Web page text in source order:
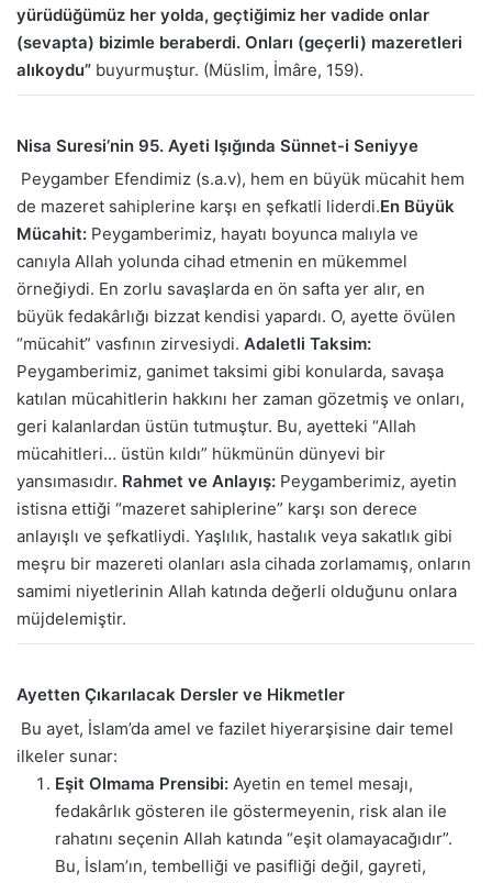
yürüdüğümüz her yolda, geçtiğimiz her vadide onlar
(sevapta) bizimle beraberdi. Onları (geçerli) mazeretleri
alıkoydu” buyurmuştur. (Müslim, İmâre, 159).
Nisa Suresi’nin 95. Ayeti Işığında Sünnet-i Seniyye
Peygamber Efendimiz (s.a.v), hem en büyük mücahit hem
de mazeret sahiplerine karşı en şefkatli liderdi.En Büyük
Mücahit: Peygamberimiz, hayatı boyunca malıyla ve
canıyla Allah yolunda cihad etmenin en mükemmel
örneğiydi. En zorlu savaşlarda en ön safta yer alır, en
büyük fedakârlığı bizzat kendisi yapardı. O, ayette övülen
“mücahit” vasfının zirvesiydi. Adaletli Taksim:
Peygamberimiz, ganimet taksimi gibi konularda, savaşa
katılan mücahitlerin hakkını her zaman gözetmiş ve onları,
geri kalanlardan üstün tutmuştur. Bu, ayetteki “Allah
mücahitleri… üstün kıldı” hükmünün dünyevi bir
yansımasıdır. Rahmet ve Anlayış: Peygamberimiz, ayetin
istisna ettiği “mazeret sahiplerine” karşı son derece
anlayışlı ve şefkatliydi. Yaşlılık, hastalık veya sakatlık gibi
meşru bir mazereti olanları asla cihada zorlamamış, onların
samimi niyetlerinin Allah katında değerli olduğunu onlara
müjdelemiştir.
Ayetten Çıkarılacak Dersler ve Hikmetler
Bu ayet, İslam’da amel ve fazilet hiyerarşisine dair temel
ilkeler sunar:
Eşit Olmama Prensibi: Ayetin en temel mesajı,
fedakârlık gösteren ile göstermeyenin, risk alan ile
rahatını seçenin Allah katında “eşit olamayacağıdır”.
Bu, İslam’ın, tembelliği ve pasifliği değil, gayreti,